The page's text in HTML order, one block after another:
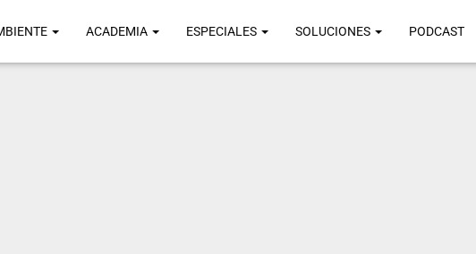
ACADEMIA ESPECIALES SOLUCIONES PODCAST